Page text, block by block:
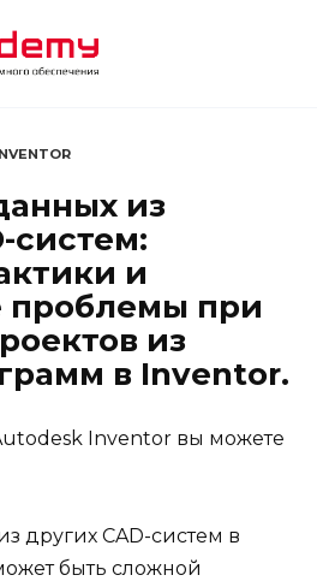
из
систем:
и
при
из
в Inventor.
Inventor вы можете
других CAD-систем в
быть сложной